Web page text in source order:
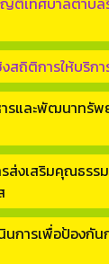
สถิติการให้บริกา
รและพัฒนาทรัพ
ส่งเสริมคุณธรร
นการเพื่อป้องกัน